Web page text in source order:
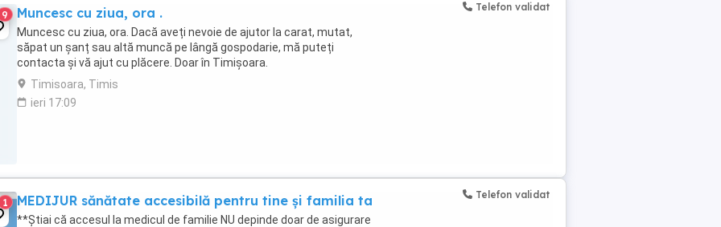
9 Muncesc cu ziua, ora .
Muncesc cu ziua, ora. Dacă aveți nevoie de ajutor la carat, mutat,
săpat un șanț sau altă muncă pe lângă gospodarie, mă puteți
contacta și vă ajut cu plăcere. Doar în Timișoara.
Timisoara, Timis
ieri 17:09
Telefon validat
1 MEDIJUR sănătate accesibilă pentru tine și familia ta
**Știai că accesul la medicul de familie NU depinde doar de asigurare
Telefon validat